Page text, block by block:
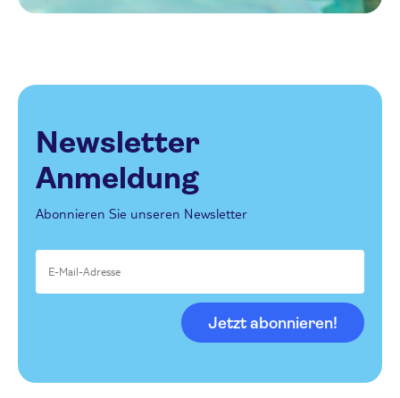
Newsletter
Anmeldung
Abonnieren Sie unseren Newsletter
Jetzt abonnieren!